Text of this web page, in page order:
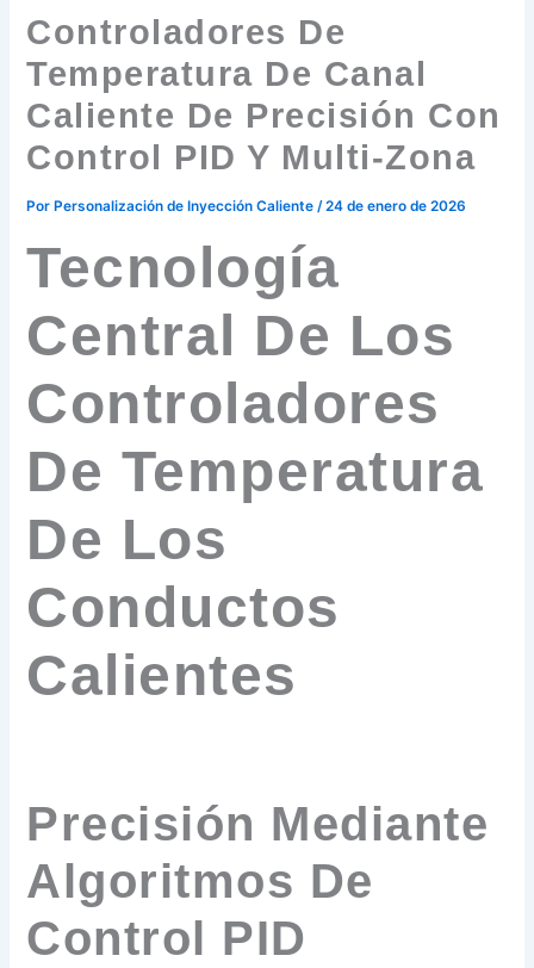
Controladores De
Temperatura De Canal
Caliente De Precisión Con
Control PID Y Multi-Zona
PorPersonalización de Inyección Caliente /24 de enero de 2026
Tecnología
Central De Los
Controladores
De Temperatura
De Los
Conductos
Calientes
Precisión Mediante
Algoritmos De
Control PID